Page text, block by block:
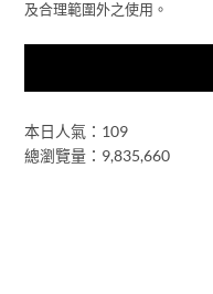
及合理範圍外之使用。
本日人氣：109
總瀏覽量：9,835,660